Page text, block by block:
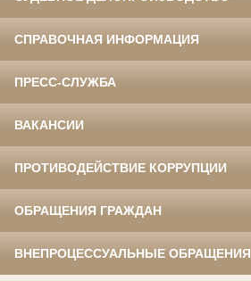
СПРАВОЧНАЯ ИНФОРМАЦИЯ
ПРЕСС-СЛУЖБА
ВАКАНСИИ
ПРОТИВОДЕЙСТВИЕ КОРРУПЦИИ
ОБРАЩЕНИЯ ГРАЖДАН
ВНЕПРОЦЕССУАЛЬНЫЕ ОБРАЩЕНИЯ